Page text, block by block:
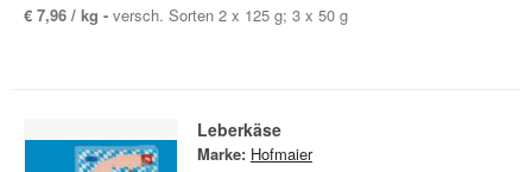
€ 7,96 / kg - versch. Sorten 2 x 125 g; 3 x 50 g
Leberkäse
Marke: Hofmaier